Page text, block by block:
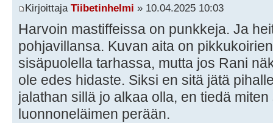
Kirjoittaja Tiibetinhelmi » 10.04.2025 10:03
Harvoin mastiffeissa on punkkeja. Ja
pohjavillansa. Kuvan aita on
sisäpuolella tarhassa, mutta jos Rani
ole edes hidaste. Siksi en sitä jätä
jalathan sillä jo alkaa olla, en tiedä
luonnoneläimen perään.